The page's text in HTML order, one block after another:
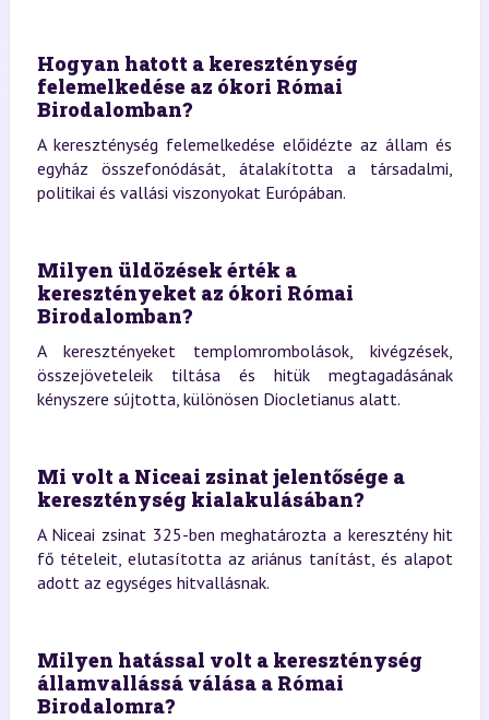
Hogyan hatott a kereszténység
felemelkedése az ókori Római
Birodalomban?
A kereszténység felemelkedése előidézte az állam és
egyház összefonódását, átalakította a társadalmi,
politikai és vallási viszonyokat Európában.
Milyen üldözések érték a
keresztényeket az ókori Római
Birodalomban?
A keresztényeket templomrombolások, kivégzések,
összejöveteleik tiltása és hitük megtagadásának
kényszere sújtotta, különösen Diocletianus alatt.
Mi volt a Niceai zsinat jelentősége a
kereszténység kialakulásában?
A Niceai zsinat 325-ben meghatározta a keresztény hit
fő tételeit, elutasította az ariánus tanítást, és alapot
adott az egységes hitvallásnak.
Milyen hatással volt a kereszténység
államvallássá válása a Római
Birodalomra?